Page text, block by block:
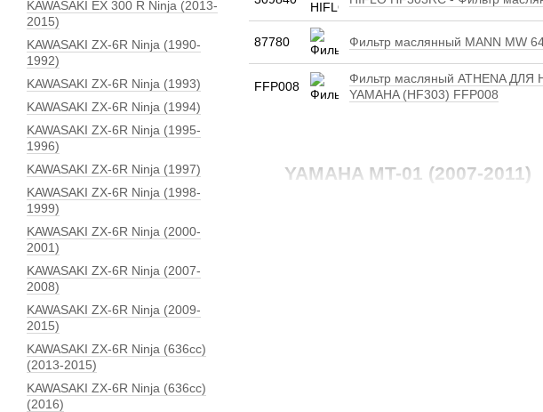
YAMAHA MT-01 (2007-2011)
87780 Фильтр маслянный MANN MW
FFP008
Фильтр масляный ATHENA ДЛЯ
YAMAHA (HF303) FFP008
KAWASAKI EX 300 R Ninja (2013-
2015)
KAWASAKI ZX-6R Ninja (1990-
1992)
KAWASAKI ZX-6R Ninja (1993)
KAWASAKI ZX-6R Ninja (1994)
KAWASAKI ZX-6R Ninja (1995-
1996)
KAWASAKI ZX-6R Ninja (1997)
KAWASAKI ZX-6R Ninja (1998-
1999)
KAWASAKI ZX-6R Ninja (2000-
2001)
KAWASAKI ZX-6R Ninja (2007-
2008)
KAWASAKI ZX-6R Ninja (2009-
2015)
KAWASAKI ZX-6R Ninja (636сс)
(2013-2015)
KAWASAKI ZX-6R Ninja (636сс)
(2016)